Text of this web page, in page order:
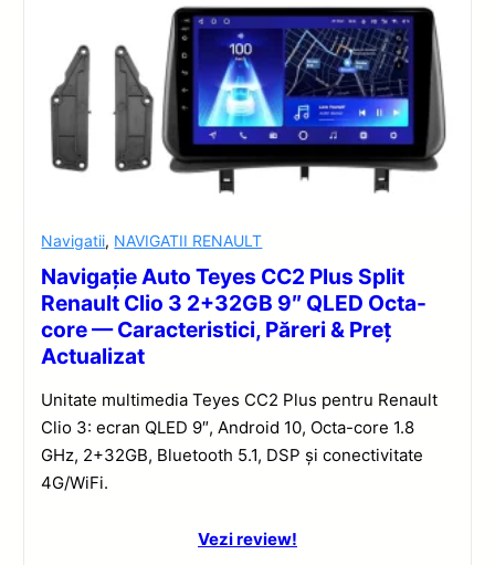
Navigatii, NAVIGATII RENAULT
Navigație Auto Teyes CC2 Plus Split
Renault Clio 3 2+32GB 9″ QLED Octa-
core — Caracteristici, Păreri & Preț
Actualizat
Unitate multimedia Teyes CC2 Plus pentru Renault
Clio 3: ecran QLED 9″, Android 10, Octa-core 1.8
GHz, 2+32GB, Bluetooth 5.1, DSP și conectivitate
4G/WiFi.
Vezi review!